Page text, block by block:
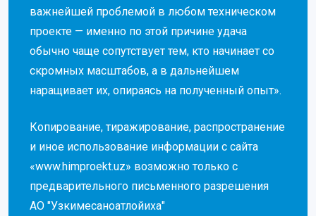
важнейшей проблемой в любом техническом
проекте — именно по этой причине удача
обычно чаще сопутствует тем, кто начинает со
скромных масштабов, а в дальнейшем
наращивает их, опираясь на полученный опыт».
Копирование, тиражирование, распространение
и иное использование информации с сайта
«www.himproekt.uz» возможно только с
предварительного письменного разрешения
АО "Узкимесаноатлойиха"